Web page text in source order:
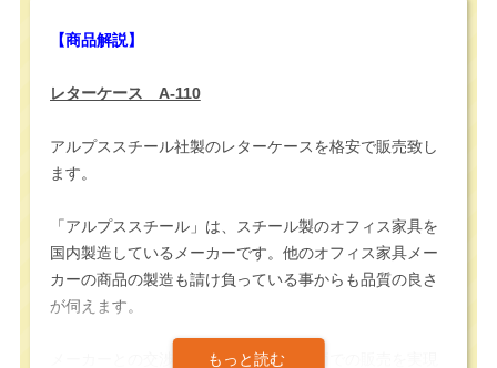
【商品解説】
レターケース A-110
アルプススチール社製のレターケースを格安で販売致し
ます。
「アルプススチール」は、スチール製のオフィス家具を
国内製造しているメーカーです。他のオフィス家具メー
カーの商品の製造も請け負っている事からも品質の良さ
が伺えます。
メーカーとの交渉、ご協力によって安価での販売を実現